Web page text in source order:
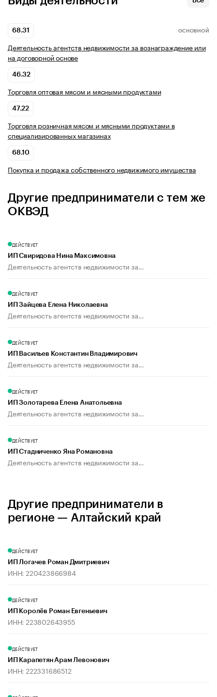
68.31 ОСНОВНОЙ
Деятельность агентств недвижимости за вознаграждение или
на договорной основе
46.32
Торговля оптовая мясом и мясными продуктами
47.22
Торговля розничная мясом и мясными продуктами в
специализированных магазинах
68.10
Покупка и продажа собственного недвижимого имущества
Другие предприниматели с тем же
ОКВЭД
ДЕЙСТВУЕТ
ИП Свиридова Нина Максимовна
Деятельность агентств недвижимости за...
ДЕЙСТВУЕТ
ИП Зайцева Елена Николаевна
Деятельность агентств недвижимости за...
ДЕЙСТВУЕТ
ИП Васильев Константин Владимирович
Деятельность агентств недвижимости за...
ДЕЙСТВУЕТ
ИП Золотарева Елена Анатольевна
Деятельность агентств недвижимости за...
ДЕЙСТВУЕТ
ИП Стадниченко Яна Романовна
Деятельность агентств недвижимости за...
Другие предприниматели в
регионе — Алтайский край
ДЕЙСТВУЕТ
ИП Логачев Роман Дмитриевич
ИНН: 220423866984
ДЕЙСТВУЕТ
ИП Королёв Роман Евгеньевич
ИНН: 223802643955
ДЕЙСТВУЕТ
ИП Карапетян Арам Левонович
ИНН: 222331686512